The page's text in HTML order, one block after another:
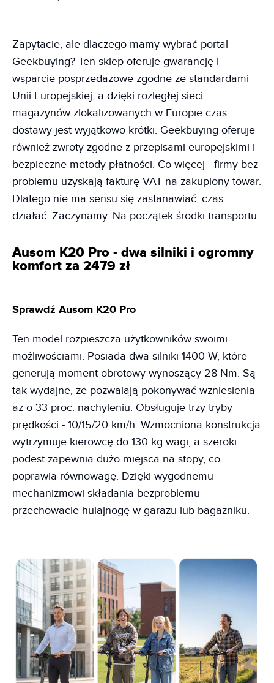
Zapytacie, ale dlaczego mamy wybrać portal
Geekbuying? Ten sklep oferuje gwarancję i
wsparcie posprzedażowe zgodne ze standardami
Unii Europejskiej, a dzięki rozległej sieci
magazynów zlokalizowanych w Europie czas
dostawy jest wyjątkowo krótki. Geekbuying oferuje
również zwroty zgodne z przepisami europejskimi i
bezpieczne metody płatności. Co więcej - firmy bez
problemu uzyskają fakturę VAT na zakupiony towar.
Dlatego nie ma sensu się zastanawiać, czas
działać. Zaczynamy. Na początek środki transportu.
Ausom K20 Pro - dwa silniki i ogromny
komfort za 2479 zł
Sprawdź Ausom K20 Pro
Ten model rozpieszcza użytkowników swoimi
możliwościami. Posiada dwa silniki 1400 W, które
generują moment obrotowy wynoszący 28 Nm. Są
tak wydajne, że pozwalają pokonywać wzniesienia
aż o 33 proc. nachyleniu. Obsługuje trzy tryby
prędkości - 10/15/20 km/h. Wzmocniona konstrukcja
wytrzymuje kierowcę do 130 kg wagi, a szeroki
podest zapewnia dużo miejsca na stopy, co
poprawia równowagę. Dzięki wygodnemu
mechanizmowi składania bezproblemu
przechowacie hulajnogę w garażu lub bagażniku.